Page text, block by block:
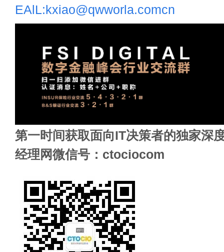
EAlL:kxiao@qwworla.comcn
第一时间获取面向IT决策者的独家深
经理网微信号：ctociocom